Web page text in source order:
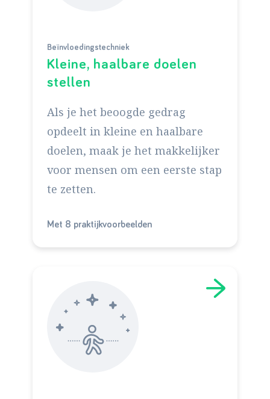
Beïnvloedingstechniek
Kleine, haalbare doelen
stellen
Als je het beoogde gedrag
opdeelt in kleine en haalbare
doelen, maak je het makkelijker
voor mensen om een eerste stap
te zetten.
Met 8 praktijkvoorbeelden